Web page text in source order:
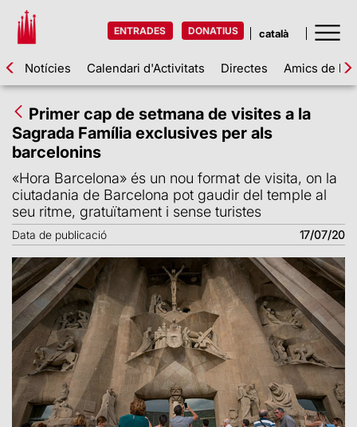
ENTRADES DONATIUS
Notícies Calendari d'Activitats Directes Amics de la
Primer cap de setmana de visites a la
Sagrada Família exclusives per als
barcelonins
«Hora Barcelona» és un nou format de visita, on la
ciutadania de Barcelona pot gaudir del temple al
seu ritme, gratuïtament i sense turistes
Data de publicació 17/07/20